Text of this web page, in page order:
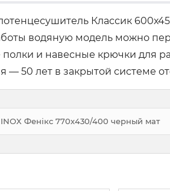
Классик
водяную модель можно
и навесные крючки для
— 50 лет в закрытой системе
Фенікс 770х430/400 черный мат